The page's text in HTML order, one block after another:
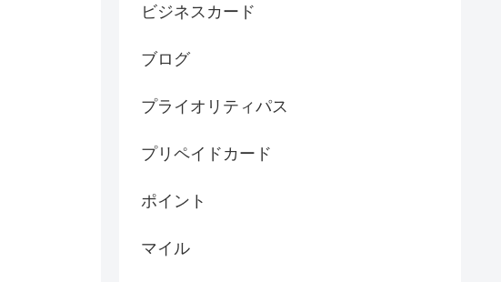
ビジネスカード
ブログ
プライオリティパス
プリペイドカード
ポイント
マイル